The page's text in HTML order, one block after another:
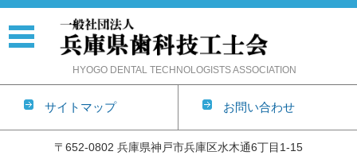
HYOGO DENTAL TECHNOLOGISTS ASSOCIATION
サイトマップ お問い合わせ
〒652-0802 兵庫県神戸市兵庫区水木通6丁目1-15